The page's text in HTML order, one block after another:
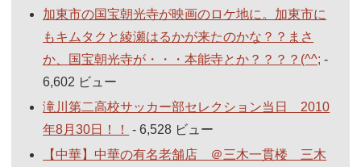
加東市の国宝朝光寺が映画のロケ地に。加東市に
もキムタクと綾瀬はるかが来たのかな？？まさ
か、国宝朝光寺が・・・本能寺とか？？？？(^^; -
6,602 ビュー
滝川第二高校サッカー部セレクション当日 2010
年8月30日！！
- 6,528 ビュー
【中華】中華の有名老舗店 ＠三木一貫楼 三木